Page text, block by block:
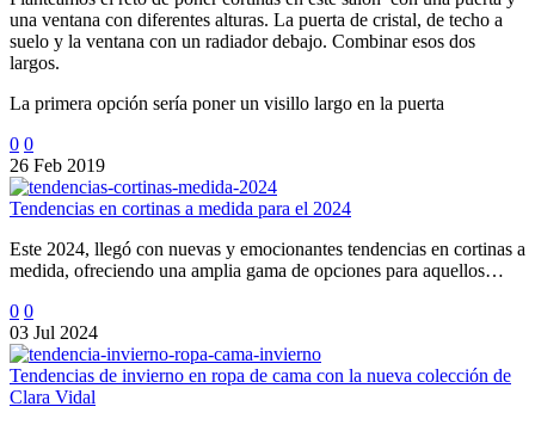
una ventana con diferentes alturas. La puerta de cristal, de techo a
suelo y la ventana con un radiador debajo. Combinar esos dos
largos.
La primera opción sería poner un visillo largo en la puerta
0 0
26 Feb 2019
Tendencias en cortinas a medida para el 2024
Este 2024, llegó con nuevas y emocionantes tendencias en cortinas a
medida, ofreciendo una amplia gama de opciones para aquellos…
0 0
03 Jul 2024
Tendencias de invierno en ropa de cama con la nueva colección de
Clara Vidal